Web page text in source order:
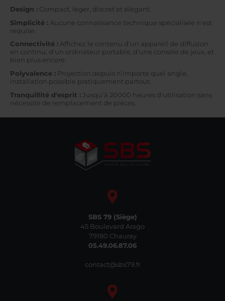
Design : Compact, léger, discret et élégant.
Simplicité : Aucune connaissance technique spécialisée n'est
requise.
Connectivité :Affichez le contenu d'un appareil de diffusion
en continu, d'un ordinateur portable, d'une console de jeux, et
bien plus encore.
Polyvalence : Projection depuis n'importe quel angle,
installation possible pratiquement partout.
Tranquillité d'esprit : Jusqu'à 20000 heures d'utilisation sans
nécessité de remplacement de pièces.
SBS 79 (Siège)
45 Boulevard Arago
79180 Chauray
05.49.06.87.06
contact@sbs79.fr